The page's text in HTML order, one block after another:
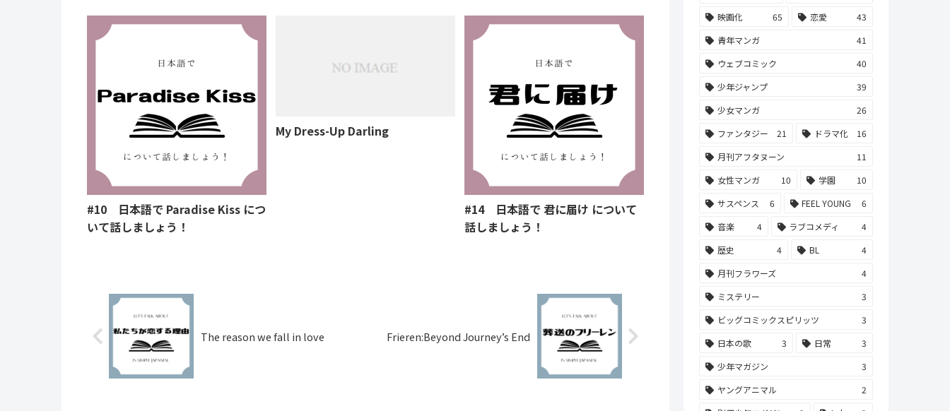
#10 日本語で Paradise Kiss につ
いて話しましょう！
My Dress-Up Darling
#14 日本語で 君に届け について
話しましょう！
The reason we fall in love Frieren:Beyond Journey’s End
映画化
65 恋愛
43
青年マンガ
41
ウェブコミック
40
少年ジャンプ
39
少女マンガ
26
ファンタジー
21 ドラマ化
16
月刊アフタヌーン
11
女性マンガ
10 学園
10
サスペンス
6 FEEL YOUNG
6
音楽
4 ラブコメディ
4
歴史
4 BL
4
月刊フラワーズ
4
ミステリー
3
ビッグコミックスピリッツ
3
日本の歌
3 日常
3
少年マガジン
3
ヤングアニマル
2